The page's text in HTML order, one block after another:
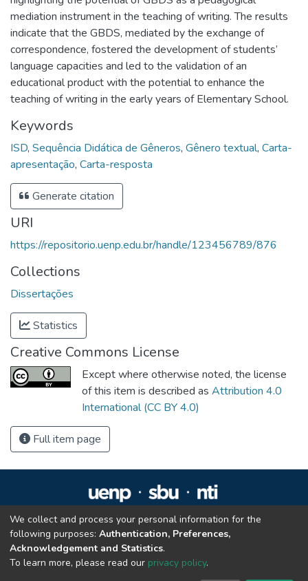
mediation instrument in the teaching of writing. The results
indicate that the GBDS, mediated by the exchange of
correspondence, fostered the development of students’
language capacities and led to the validation of an
educational product with the potential to enhance the
teaching of writing in the early years of Elementary School.
Keywords
ISD, Sequência Didática de Gêneros, Gênero textual, Carta-
apresentação, Carta-resposta
Generate citation
URI
https://repositorio.uenp.edu.br/handle/123456789/876
Collections
Dissertações
Statistics
Creative Commons License
Except where otherwise noted, the license
of this item is described as Attribution 4.0
International (CC BY 4.0)
Full item page
Repositório Institucional da UENP
repositorio@uenp.edu.br
Cookie settings
Privacy policy | End User Agreement
We collect and process your personal information for the
following purposes: Authentication, Preferences,
Acknowledgement and Statistics.
To learn more, please read our privacy policy.